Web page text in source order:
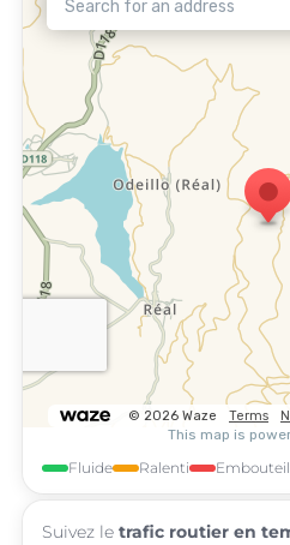
Fluide Ralenti
Suivez le trafic routier en